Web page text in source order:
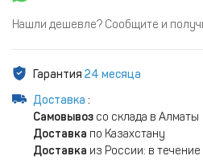
Нашли дешевле? Сообщите и
Гарантия 24 месяца
Доставка :
Самовывоз со склада в Алматы
Доставка по Казахстану
Доставка из России: в